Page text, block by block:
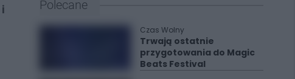
Polecane
Czas Wolny
Trwają ostatnie
przygotowania do Magic
Beats Festival